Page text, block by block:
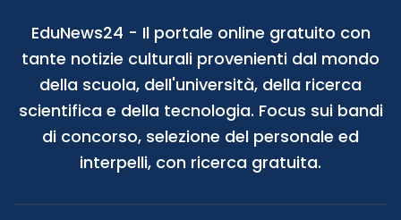
EduNews24 - Il portale online gratuito con
tante notizie culturali provenienti dal mondo
della scuola, dell'università, della ricerca
scientifica e della tecnologia. Focus sui bandi
di concorso, selezione del personale ed
interpelli, con ricerca gratuita.